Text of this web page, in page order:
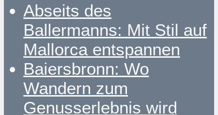
Abseits des
Ballermanns: Mit Stil auf
Mallorca entspannen
Baiersbronn: Wo
Wandern zum
Genusserlebnis wird